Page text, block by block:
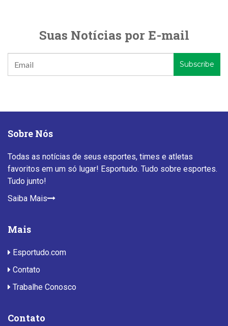
Suas Notícias por E-mail
Sobre Nós
Todas as notícias de seus esportes, times e atletas
favoritos em um só lugar! Esportudo. Tudo sobre esportes.
Tudo junto!
Saiba Mais
Mais
Esportudo.com
Contato
Trabalhe Conosco
Contato